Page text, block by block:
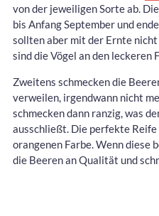
von der jeweiligen Sorte ab.
bis Anfang September und
sollten aber mit der Ernte
sind die Vögel an den
Zweitens schmecken die
verweilen, irgendwann nicht
schmecken dann ranzig, was
ausschließt. Die perfekte
orangenen Farbe. Wenn diese
die Beeren an Qualität und